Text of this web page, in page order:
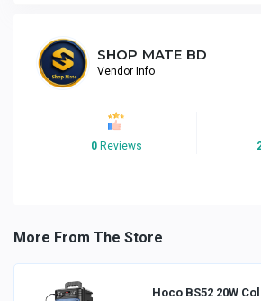
SHOP MATE BD
Vendor Info
0 Reviews
More From The Store
Hoco BS52 20W